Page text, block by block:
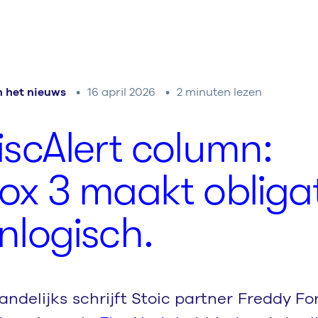
het nieuws 16 april 2026 2 minuten lezen
column:
3 maakt
schrijft Stoic partner Freddy